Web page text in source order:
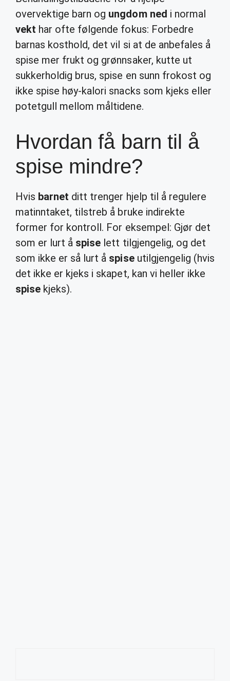
overvektige barn og ungdom ned i normal
vekt har ofte følgende fokus: Forbedre
barnas kosthold, det vil si at de anbefales å
spise mer frukt og grønnsaker, kutte ut
sukkerholdig brus, spise en sunn frokost og
ikke spise høy-kalori snacks som kjeks eller
potetgull mellom måltidene.
Hvordan få barn til å
spise mindre?
Hvis barnet ditt trenger hjelp til å regulere
matinntaket, tilstreb å bruke indirekte
former for kontroll. For eksempel: Gjør det
som er lurt å spise lett tilgjengelig, og det
som ikke er så lurt å spiseutilgjengelig (hvis
det ikke er kjeks i skapet, kan vi heller ikke
spise kjeks).